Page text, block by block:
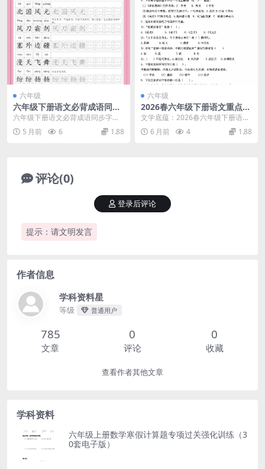
六年级
六年级下册语文必背成语同步
字帖：练字与词汇积累专项电
六年级下册语文必背成语同步字
帖：练字与词汇积累专项 进入小学
六年级下学期，语文学...
5 月前 6 1.88
六年级
2026春六年级下册语文重点文
学常识专项练习及考点归纳提
文学底蕴：2026春六年级下册语文
重点文学常识专项练习解析 大家
好，我是学科星。...
6 月前 4 1.88
评论(0)
提示：请文明发言
登录后评论
作者信息
学科资料星
等级 普通用户
785
文章
0
评论
0
收藏
查看作者其他文章
学科资料
六年级上册数学寒假计算题专项过关强化训练（3
0套电子版）